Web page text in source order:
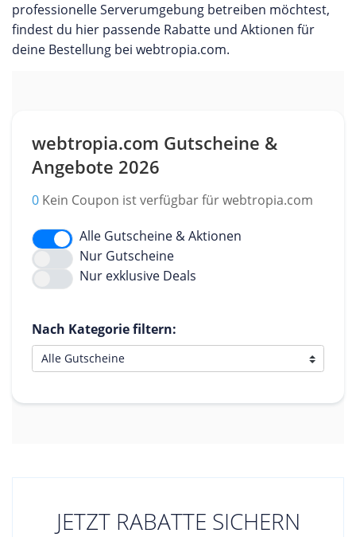
professionelle Serverumgebung betreiben möchtest,
findest du hier passende Rabatte und Aktionen für
deine Bestellung bei webtropia.com.
webtropia.com Gutscheine &
Angebote 2026
0 Kein Coupon ist verfügbar für webtropia.com
Alle Gutscheine & Aktionen
Nur Gutscheine
Nur exklusive Deals
Nach Kategorie filtern:
JETZT RABATTE SICHERN